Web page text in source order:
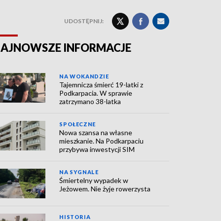
UDOSTĘPNIJ:
INFORMACJE
NA WOKANDZIE
Tajemnicza śmierć 19-latki z
Podkarpacia. W sprawie
zatrzymano 38-latka
SPOŁECZNE
Nowa szansa na własne
mieszkanie. Na Podkarpaciu
przybywa inwestycji SIM
NA SYGNALE
Śmiertelny wypadek w
Jeżowem. Nie żyje rowerzysta
HISTORIA